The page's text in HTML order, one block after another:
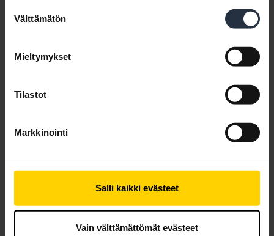
valinta
Välttämätön
Mieltymykset
Tilastot
Markkinointi
Salli kaikki evästeet
Vain välttämättömät evästeet
Näin luot yhteyden ja saat parhaan
toimintatehon
Lue lisää siitä, miten yhdistät ja määrität Jabra
Evolve2 40/40 SE -laitteen tietokoneen avulla.